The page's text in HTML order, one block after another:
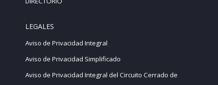
LEGALES
Aviso de Privacidad Integral
Aviso de Privacidad Simplificado
Aviso de Privacidad Integral del Circuito Cerrado de